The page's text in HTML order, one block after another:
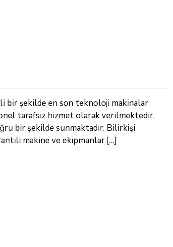
bir şekilde en son teknoloji makinalar
tarafsız hizmet olarak verilmektedir.
bir şekilde sunmaktadır. Bilirkişi
makine ve ekipmanlar […]